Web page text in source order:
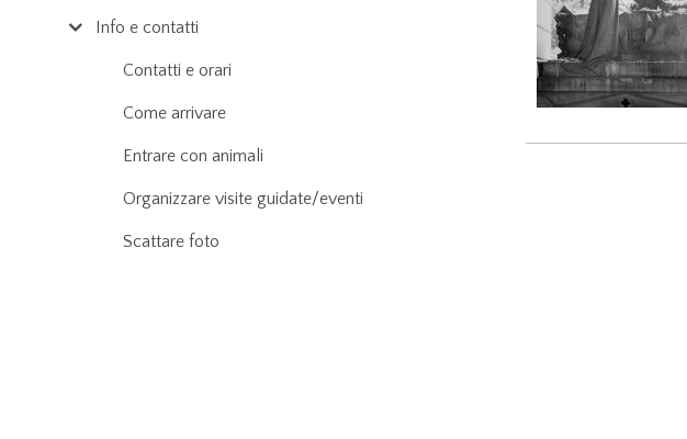
Info e contatti
Contatti e orari
Come arrivare
Entrare con animali
Organizzare visite guidate/eventi
Scattare foto